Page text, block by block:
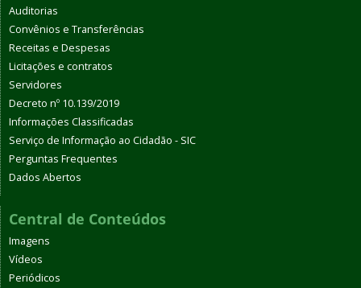
Auditorias
Convênios e Transferências
Receitas e Despesas
Licitações e contratos
Servidores
Decreto nº 10.139/2019
Informações Classificadas
Serviço de Informação ao Cidadão - SIC
Perguntas Frequentes
Dados Abertos
Central de Conteúdos
Imagens
Vídeos
Periódicos